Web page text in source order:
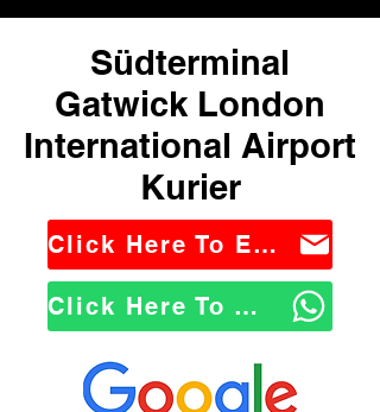
Südterminal
Gatwick London
International Airport
Kurier
Click Here To Email Us
Click Here To WhatsApp Us